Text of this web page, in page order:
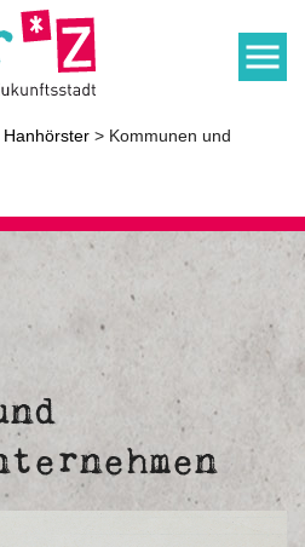
Hanhörster > Kommunen und